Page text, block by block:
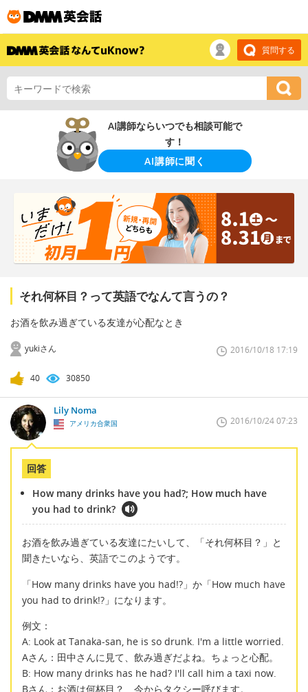
質問する
AI講師ならいつでも相談可能で
す！
AI講師に聞く
それ何杯目？って英語でなんて言うの？
お酒を飲み過ぎている友達が心配なとき
yukiさん 2016/10/18 17:19
40 30850
Lily Noma
アメリカ合衆国 2016/10/24 07:23
回答
How many drinks have you had?; How much have
you had to drink?
お酒を飲み過ぎている友達にたいして、「それ何杯目？」と
聞きたいなら、英語でこのようです。
「How many drinks have you had!?」か「How much have
you had to drink!?」になります。
例文：
A: Look at Tanaka-san, he is so drunk. I'm a little worried.
Aさん：田中さんに見て、飲み過ぎだよね。ちょっと心配。
B: How many drinks has he had? I'll call him a taxi now.
Bさん：お酒は何杯目？ 今からタクシー呼びます。